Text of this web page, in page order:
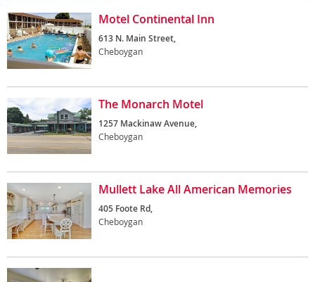
Motel Continental Inn
613 N. Main Street,
Cheboygan
The Monarch Motel
1257 Mackinaw Avenue,
Cheboygan
Mullett Lake All American Memories
405 Foote Rd,
Cheboygan